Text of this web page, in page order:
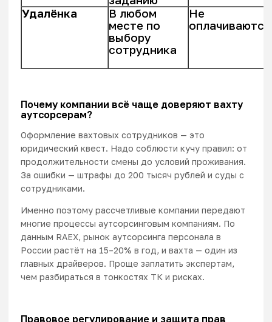
Удалёнка
В любом
месте по
выбору
сотрудника
Не
оплачиваются
Почему компании всё чаще доверяют вахту
аутсорсерам?
Оформление вахтовых сотрудников — это
юридический квест. Надо соблюсти кучу правил: от
продолжительности смены до условий проживания.
За ошибки — штрафы до 200 тысяч рублей и суды с
сотрудниками.
Именно поэтому рассчетливые компании передают
многие процессы аутсорсинговым компаниям. По
данным RAEX, рынок аутсорсинга персонала в
России растёт на 15–20% в год, и вахта — один из
главных драйверов. Проще заплатить экспертам,
чем разбираться в тонкостях ТК и рисках.
Правовое регулирование и защита прав